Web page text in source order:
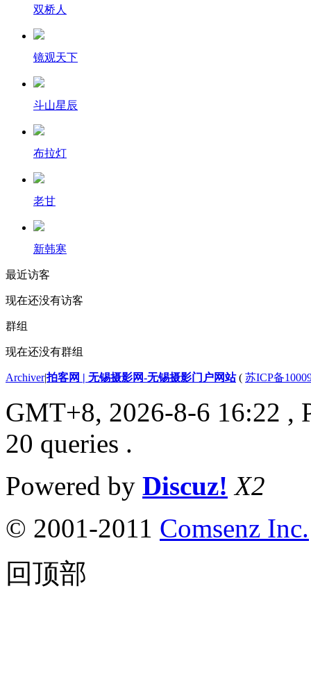
双桥人
镜观天下
斗山星辰
布拉灯
老甘
新韩寒
最近访客
现在还没有访客
群组
现在还没有群组
Archiver|拍客网 | 无锡摄影网-无锡摄影门户网站( 苏ICP备
GMT+8, 2026-8-6 16:22 ,
20 queries .
Powered by Discuz! X2
© 2001-2011 Comsenz Inc.
回顶部